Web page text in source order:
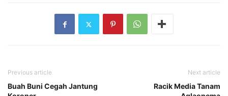
Previous article
Buah Buni Cegah Jantung
Next article
Racik Media Tanam